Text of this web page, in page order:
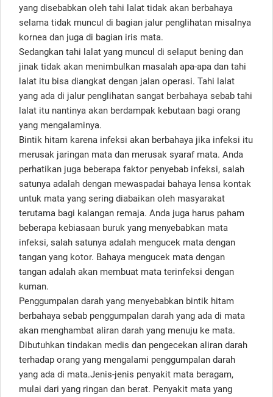
yang disebabkan oleh tahi lalat tidak akan berbahaya
selama tidak muncul di bagian jalur penglihatan misalnya
kornea dan juga di bagian iris mata.
Sedangkan tahi lalat yang muncul di selaput bening dan
jinak tidak akan menimbulkan masalah apa-apa dan tahi
lalat itu bisa diangkat dengan jalan operasi. Tahi lalat
yang ada di jalur penglihatan sangat berbahaya sebab tahi
lalat itu nantinya akan berdampak kebutaan bagi orang
yang mengalaminya.
Bintik hitam karena infeksi akan berbahaya jika infeksi itu
merusak jaringan mata dan merusak syaraf mata. Anda
perhatikan juga beberapa faktor penyebab infeksi, salah
satunya adalah dengan mewaspadai bahaya lensa kontak
untuk mata yang sering diabaikan oleh masyarakat
terutama bagi kalangan remaja. Anda juga harus paham
beberapa kebiasaan buruk yang menyebabkan mata
infeksi, salah satunya adalah mengucek mata dengan
tangan yang kotor. Bahaya mengucek mata dengan
tangan adalah akan membuat mata terinfeksi dengan
kuman.
Penggumpalan darah yang menyebabkan bintik hitam
berbahaya sebab penggumpalan darah yang ada di mata
akan menghambat aliran darah yang menuju ke mata.
Dibutuhkan tindakan medis dan pengecekan aliran darah
terhadap orang yang mengalami penggumpalan darah
yang ada di mata.Jenis-jenis penyakit mata beragam,
mulai dari yang ringan dan berat. Penyakit mata yang